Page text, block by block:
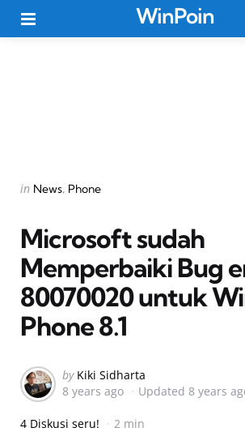
WinPoin
Categories
Posted
in News Phone
Microsoft sudah
Memperbaiki Bug
80070020 untuk
Phone 8.1
Posted
by
by Kiki Sidharta
8 years ago
Updated 8 years
4 Diskusi seru! 2 min